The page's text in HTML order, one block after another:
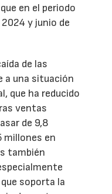
en el periodo
y junio de
de las
a una situación
que ha reducido
ventas
de 9,8
millones en
también
soporta la